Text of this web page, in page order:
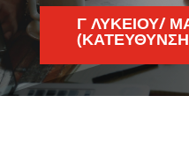
Γ ΛΥΚΕΊΟΥ/